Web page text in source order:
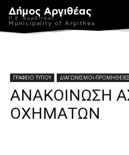
Δήμος Αργιθέας
Π.Ε. Καρδίτσας
Municipality of Argithea
ΓΡΑΦΕΙΟ ΤΥΠΟΥ ΔΙΑΓΩΝΙΣΜΟΙ-ΠΡΟΜΗΘΕΙΕΣ
ΑΝΑΚΟΙΝΩΣΗ
ΟΧΗΜΑΤΩΝ